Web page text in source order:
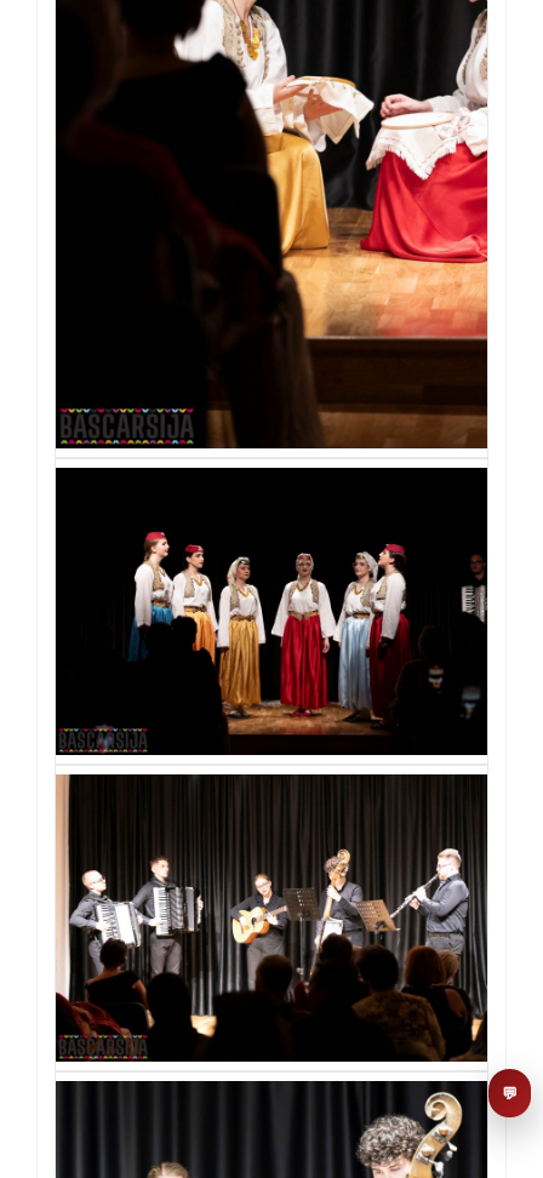
💬
AI asistent
Dobrodošli u KUD Baščaršija! 👋
Postavite pitanje o probama,
nastupima ili školi folklora.
POŠALJI